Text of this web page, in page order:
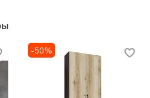
-50%